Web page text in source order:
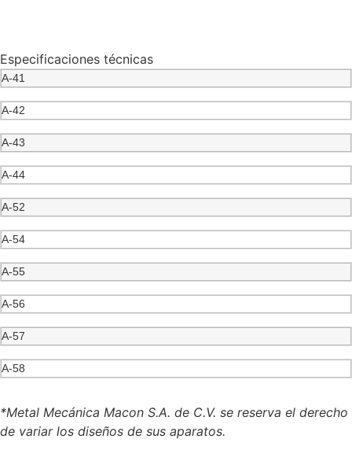
Especificaciones técnicas
A-41
A-42
A-43
A-44
A-52
A-54
A-55
A-56
A-57
A-58
*Metal Mecánica Macon S.A. de C.V. se reserva el derecho
de variar los diseños de sus aparatos.